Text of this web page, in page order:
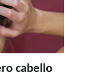
cabello